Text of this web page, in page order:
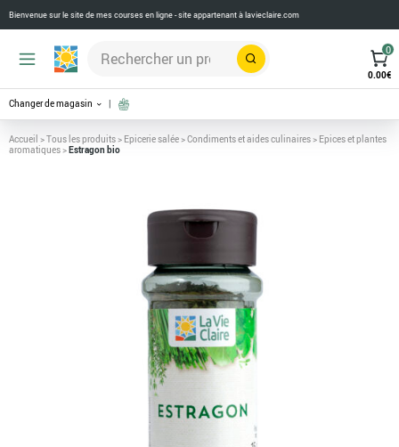
Bienvenue sur le site de mes courses en ligne - site appartenant àlavieclaire.com
Rechercher
0
0.00€
Changer de magasin
Accueil >Tous les produits> Epicerie salée>Condiments et aides culinaires> Epices et plantes
aromatiques>Estragon bio